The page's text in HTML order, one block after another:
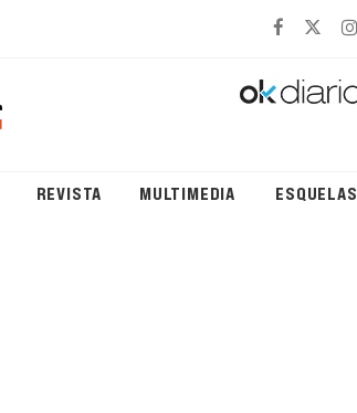
REVISTA MULTIMEDIA ESQUELAS